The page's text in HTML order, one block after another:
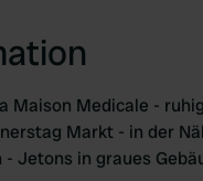
Maison Medicale -
Markt - in der
- Jetons in graues